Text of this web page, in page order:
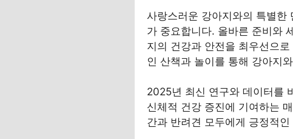
사랑스러운 강아지와의 특별한
가 중요합니다. 올바른 준비와
지의 건강과 안전을 최우선으
인 산책과 놀이를 통해 강아지
2025년 최신 연구와 데이터를
신체적 건강 증진에 기여하는
간과 반려견 모두에게 긍정적